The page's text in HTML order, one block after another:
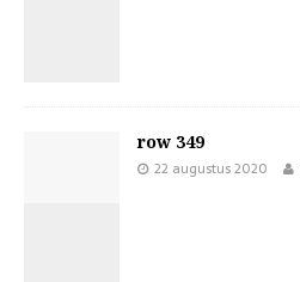
row 349
22 augustus 2020